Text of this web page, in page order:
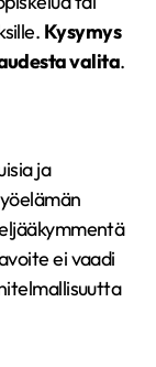
Kysymys
valita.
ja
ei vaadi